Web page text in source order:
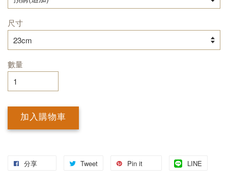
尺寸
數量
加入購物車
分享 Tweet Pin it LINE